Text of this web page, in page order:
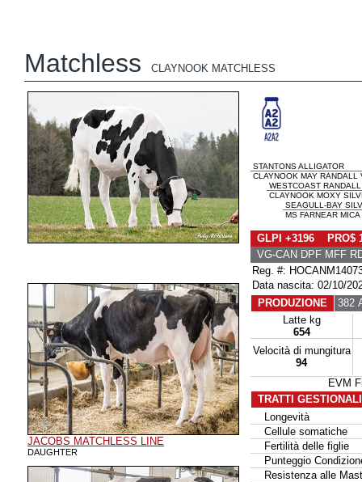
Matchless CLAYNOOK MATCHLESS
JACOBS MATCHLESS LINE
DAUGHTER
STANTONS ALLIGATOR
CLAYNOOK MAY RANDALL
WESTCOAST RANDALL
CLAYNOOK MOXY
SEAGULL-BAY
MS FARNEAR
GLPI +3196 PRO$
VG-CAN DPF MFF
Reg. #:
Data nascita: 02/10/
PRODUZIONE
382
Latte kg
654
Velocità di mungitura
94
EVM
TRATTI
Longevità
Cellule somatiche
Fertilità delle figlie
Punteggio
Resistenza alle